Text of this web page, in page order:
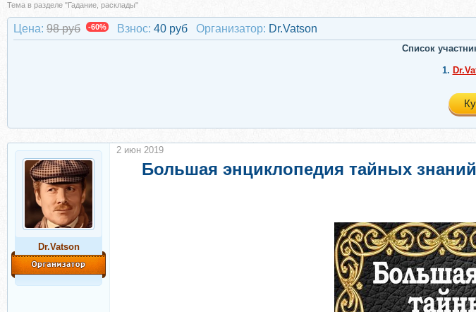
Тема в разделе "Гадание, расклады"
Цена: 98 руб -60% Взнос: 40 руб Организатор: Dr.Vatson
Список
1.
Dr.Vatson
Большая энциклопедия тайных
2 июн 2019